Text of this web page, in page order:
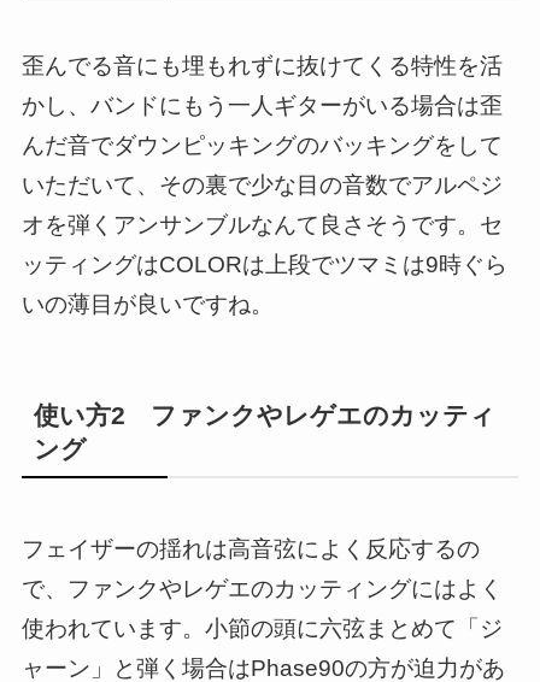
歪んでる音にも埋もれずに抜けてくる特性を活
かし、バンドにもう一人ギターがいる場合は歪
んだ音でダウンピッキングのバッキングをして
いただいて、その裏で少な目の音数でアルペジ
オを弾くアンサンブルなんて良さそうです。セ
ッティングはCOLORは上段でツマミは9時ぐら
いの薄目が良いですね。
使い方2 ファンクやレゲエのカッティ
ング
フェイザーの揺れは高音弦によく反応するの
で、ファンクやレゲエのカッティングにはよく
使われています。小節の頭に六弦まとめて「ジ
ャーン」と弾く場合はPhase90の方が迫力があ